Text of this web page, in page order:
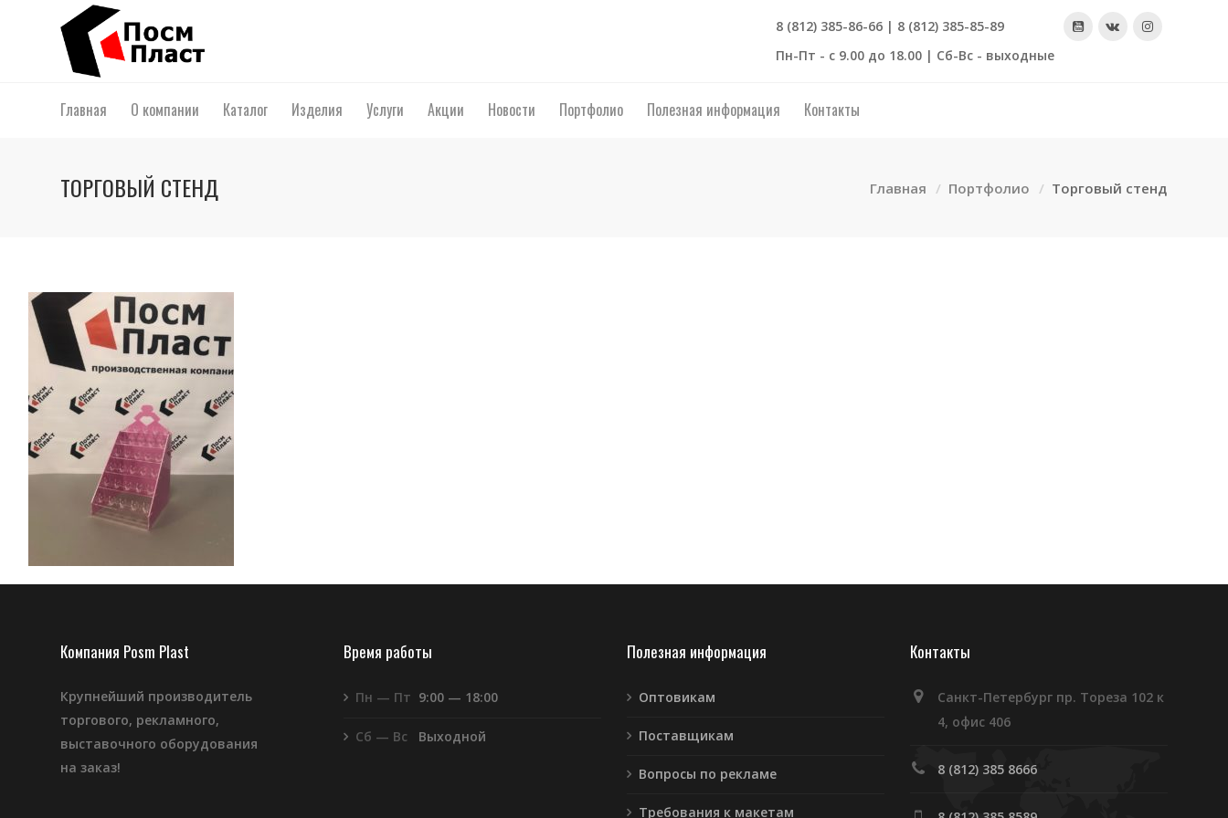
8 (812) 385-86-66 | 8 (812) 385-85-89
Пн-Пт - с 9.00 до 18.00 | Сб-Вс - выходные
Главная О компании Каталог Изделия Услуги Акции Новости Портфолио Полезная информация Контакты
ТОРГОВЫЙ СТЕНД Главная Портфолио Торговый стенд
Компания Posm Plast
Крупнейший производитель
торгового, рекламного,
выставочного оборудования
на заказ!
Время работы
Пн — Пт 9:00 — 18:00
Сб — Вс Выходной
Полезная информация
Оптовикам
Поставщикам
Вопросы по рекламе
Требования к макетам
Контакты
Санкт-Петербург пр. Тореза 102 к
4, офис 406
8 (812) 385 8666